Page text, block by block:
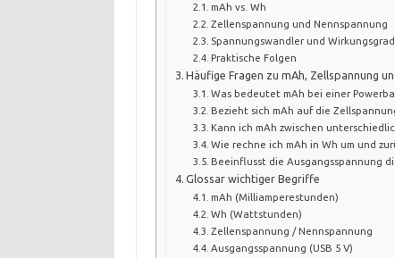
mAh vs. Wh
Zellenspannung und Nennspannung
Spannungswandler und Wirkungsgrad
Praktische Folgen
Häufige Fragen zu mAh, Zellspannung
Was bedeutet mAh bei einer
Bezieht sich mAh auf die
Kann ich mAh zwischen
Wie rechne ich mAh in Wh um und
Beeinflusst die Ausgangsspannung
Glossar wichtiger Begriffe
mAh (Milliamperestunden)
Wh (Wattstunden)
Zellenspannung / Nennspannung
Ausgangsspannung (USB 5 V)